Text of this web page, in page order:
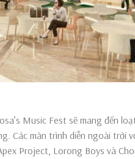
Music Fest sẽ mang đến
Các màn trình diễn ngoài trời
Project, Lorong Boys và